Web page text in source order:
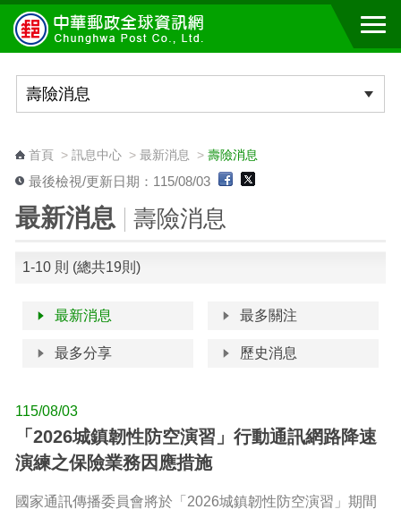
跳到主要內容區塊
首頁> 訊息中心> 最新消息 > 壽險消息
最後檢視/更新日期：115/08/03
最新消息 壽險消息
1-10 則 (總共19則)
最新消息 最多關注
最多分享 歷史消息
115/08/03
「2026城鎮韌性防空演習」行動通訊網路降速
演練之保險業務因應措施
國家通訊傳播委員會將於「2026城鎮韌性防空演習」期間